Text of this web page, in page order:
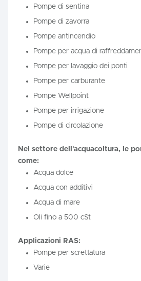
Pompe di sentina
Pompe di zavorra
Pompe antincendio
Pompe per acqua di
Pompe per lavaggio dei ponti
Pompe per carburante
Pompe Wellpoint
Pompe per irrigazione
Pompe di circolazione
Nel settore dell'acquacoltura, le
come:
Acqua dolce
Acqua con additivi
Acqua di mare
Oli fino a 500 cSt
Applicazioni RAS:
Pompe per screttatura
Varie